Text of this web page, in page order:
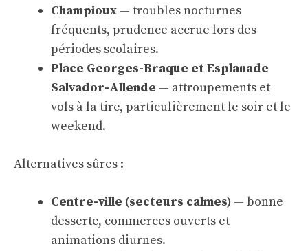
Champioux — troubles nocturnes
fréquents, prudence accrue lors des
périodes scolaires.
Place Georges-Braque et Esplanade
Salvador-Allende — attroupements et
vols à la tire, particulièrement le soir et le
weekend.
Alternatives sûres :
Centre-ville (secteurs calmes) — bonne
desserte, commerces ouverts et
animations diurnes.